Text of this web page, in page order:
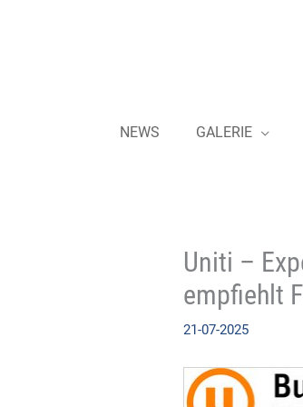
NEWS GALERIE
Uniti –
empfiehlt
21-07-2025